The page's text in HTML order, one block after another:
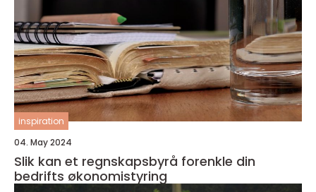
inspiration
04. May 2024
Slik kan et regnskapsbyrå forenkle din
bedrifts økonomistyring